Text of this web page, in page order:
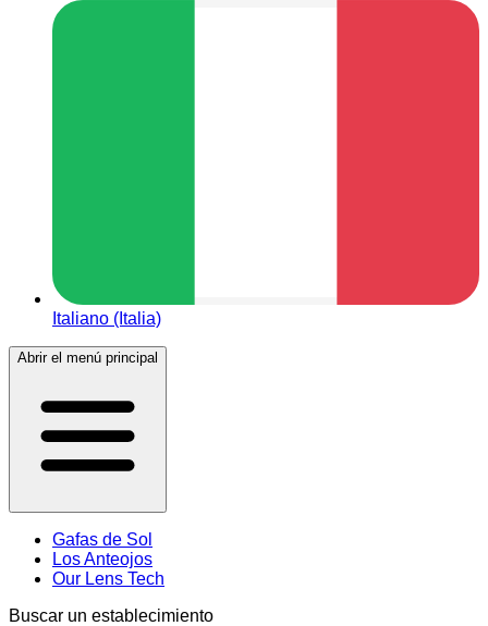
Italiano (Italia)
Abrir el menú principal
Gafas de Sol
Los Anteojos
Our Lens Tech
Buscar un establecimiento